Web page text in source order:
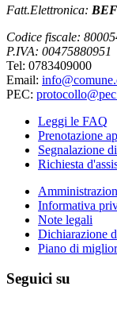
Fatt.Elettronica:
Codice fiscale:
P.IVA: 00475880951
Tel: 0783409000
Email:
PEC:
Leggi le FAQ
Prenotazione
Segnalazione
Richiesta
Informativa
Note legali
Dichiarazione
Piano di
Seguici su